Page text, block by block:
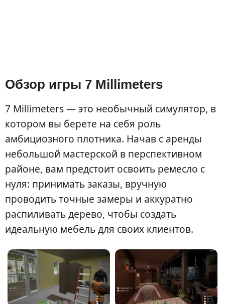
Обзор игры 7 Millimeters
7 Millimeters — это необычный симулятор, в
котором вы берете на себя роль
амбициозного плотника. Начав с аренды
небольшой мастерской в перспективном
районе, вам предстоит освоить ремесло с
нуля: принимать заказы, вручную
проводить точные замеры и аккуратно
распиливать дерево, чтобы создать
идеальную мебель для своих клиентов.